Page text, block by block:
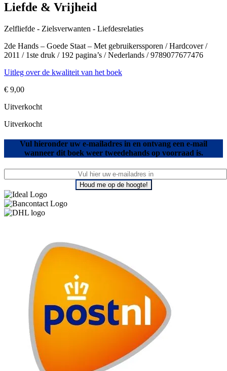
Liefde & Vrijheid
Zelfliefde - Zielsverwanten - Liefdesrelaties
2de Hands – Goede Staat – Met gebruikerssporen / Hardcover /
2011 / 1ste druk / 192 pagina’s / Nederlands / 9789077677476
Uitleg over de kwaliteit van het boek
€ 9,00
Uitverkocht
Uitverkocht
Vul hieronder uw e-mailadres in en ontvang een e-mail
wanneer dit boek weer tweedehands op voorraad is.
Houd me op de hoogte!